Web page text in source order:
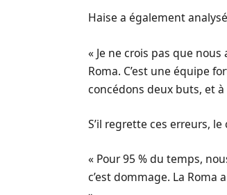
Haise a également
« Je ne crois pas que
Roma. C’est une équipe
concédons deux buts, et
S’il regrette ces erreurs,
« Pour 95 % du temps,
c’est dommage. La